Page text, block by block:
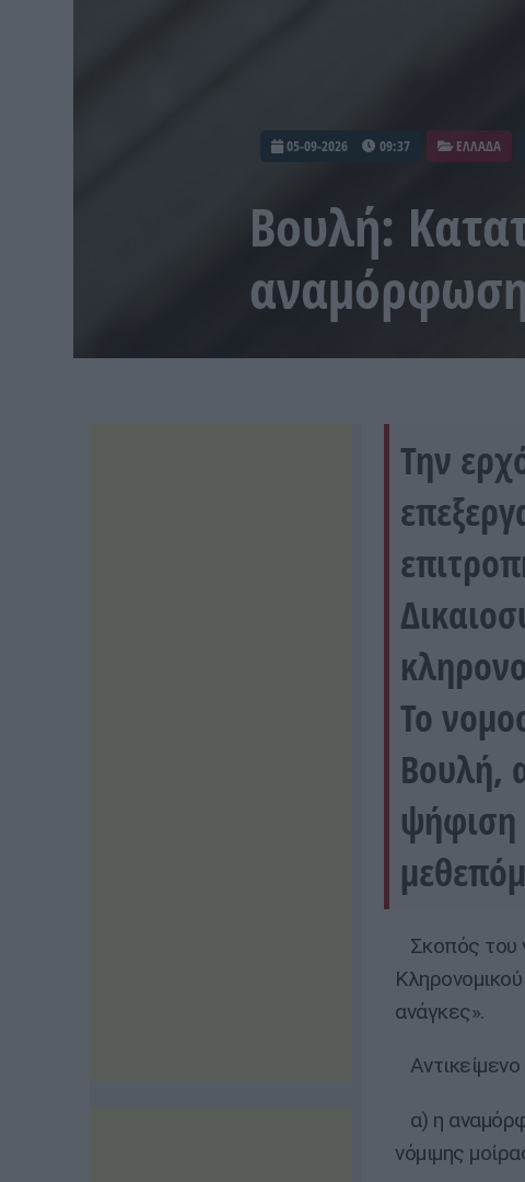
05-09-2026 09:37 ΕΛΛΑΔΑ
Βουλή:
αναμόρφωση
Την
Το
Βουλή,
ψήφιση
Σκοπός του
ανάγκες».
α) η
νόμιμης